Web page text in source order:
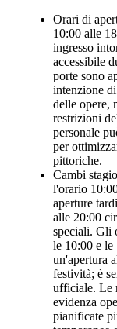
Orari di
10:00 alle
ingresso
accessibile
porte sono
intenzione
delle opere,
restrizioni
personale
per
pittoriche.
Cambi
l'orario
aperture
alle 20:00
speciali. Gli
le 10:00 e le
un'apertura
festività; è
ufficiale. Le
evidenza
pianificate